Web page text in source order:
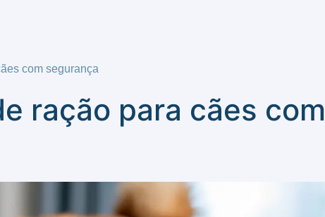
com segurança
ração para cães com